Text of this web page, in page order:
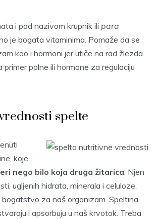
i pod nazivom krupnik ili para
je bogata vitaminima. Pomaže da se
kao i hormoni jer utiče na rad žlezda
primer polne ili hormone za regulaciju
spelte
koje
nego bilo koja druga žitarica. Njen
ugljenih hidrata, minerala i celuloze,
za naš organizam. Speltina
i apsorbuju u naš krvotok. Treba